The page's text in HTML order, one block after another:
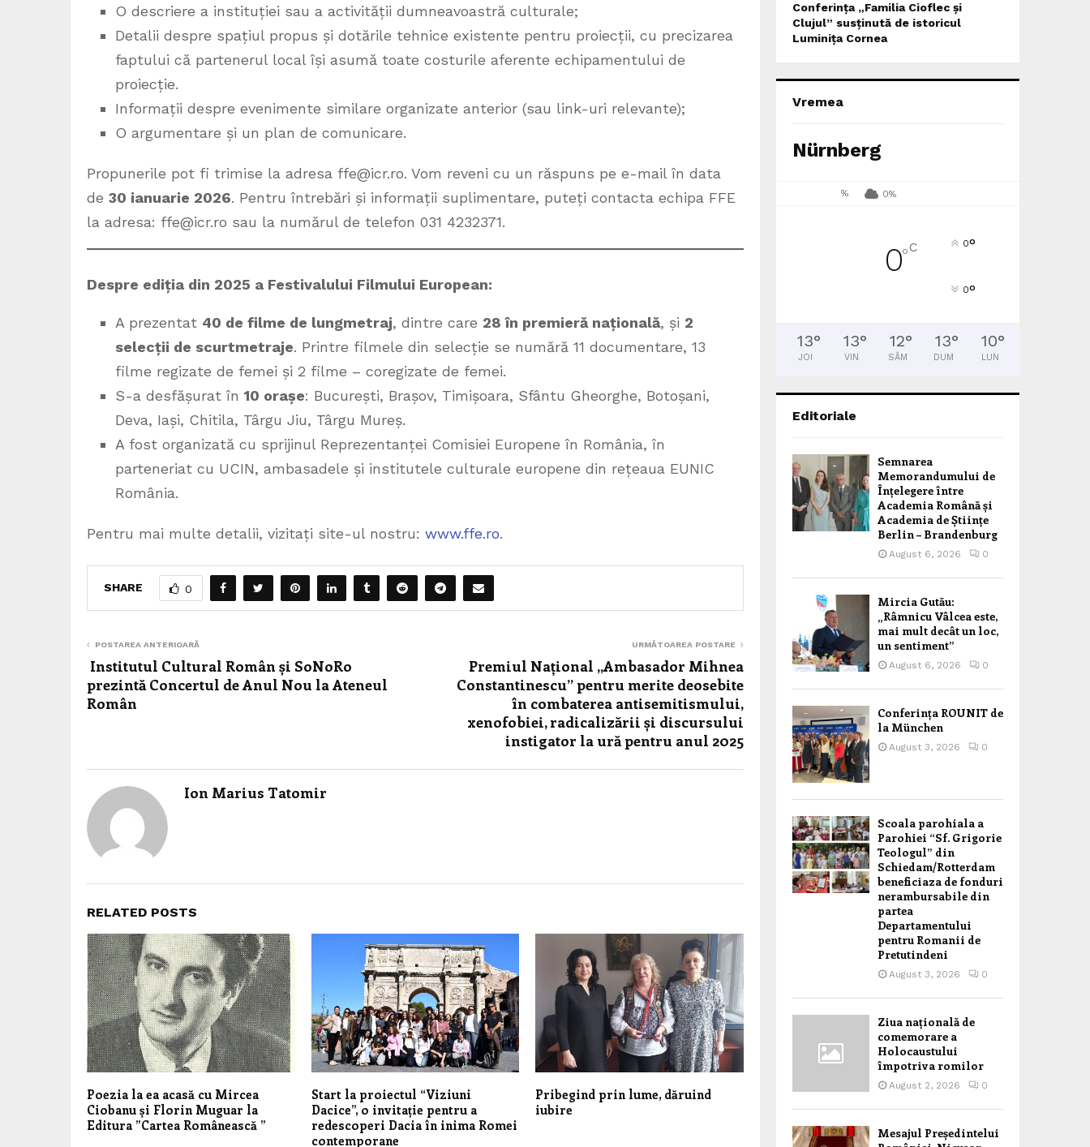
O descriere a instituției sau a activității dumneavoastră culturale;
Detalii despre spațiul propus și dotările tehnice existente pentru proiecții, cu precizarea
faptului că partenerul local își asumă toate costurile aferente echipamentului de
proiecție.
Informații despre evenimente similare organizate anterior (sau link-uri relevante);
O argumentare și un plan de comunicare.
Propunerile pot fi trimise la adresa ffe@icr.ro. Vom reveni cu un răspuns pe e-mail în data
de 30 ianuarie 2026. Pentru întrebări și informații suplimentare, puteți contacta echipa FFE
la adresa: ffe@icr.ro sau la numărul de telefon 031 4232371.
Despre ediția din 2025 a Festivalului Filmului European:
A prezentat 40 de filme de lungmetraj, dintre care 28 în premieră națională, și 2
selecții de scurtmetraje. Printre filmele din selecție se numără 11 documentare, 13
filme regizate de femei și 2 filme – coregizate de femei.
S-a desfășurat în 10 orașe: București, Brașov, Timișoara, Sfântu Gheorghe, Botoșani,
Deva, Iași, Chitila, Târgu Jiu, Târgu Mureș.
A fost organizată cu sprijinul Reprezentanței Comisiei Europene în România, în
parteneriat cu UCIN, ambasadele și institutele culturale europene din rețeaua EUNIC
România.
Pentru mai multe detalii, vizitați site-ul nostru: www.ffe.ro.
SHARE 0
POSTAREA ANTERIOARĂ
Institutul Cultural Român și SoNoRo
prezintă Concertul de Anul Nou la Ateneul
Român
URMĂTOAREA POSTARE
Premiul Național ,,Ambasador Mihnea
Constantinescu” pentru merite deosebite
în combaterea antisemitismului,
xenofobiei, radicalizării și discursului
instigator la ură pentru anul 2025
Ion Marius Tatomir
RELATED POSTS
Poezia la ea acasă cu Mircea
Ciobanu și Florin Muguar la
Editura ”Cartea Românească ”
Start la proiectul “Viziuni
Dacice”, o invitație pentru a
redescoperi Dacia în inima Romei
contemporane
Pribegind prin lume, dăruind
iubire
Conferința „Familia Cioflec și
Clujul” susținută de istoricul
Luminița Cornea
Vremea
Nürnberg
% 0%
0°C 0°
0°
13°
JOI
13°
VIN
12°
SÂM
13°
DUM
10°
LUN
Editoriale
Semnarea
Memorandumului de
Înțelegere între
Academia Română și
Academia de Științe
Berlin – Brandenburg
August 6, 2026 0
Mircia Gutău:
„Râmnicu Vâlcea este,
mai mult decât un loc,
un sentiment”
August 6, 2026 0
Conferința ROUNIT de
la München
August 3, 2026 0
Scoala parohiala a
Parohiei “Sf. Grigorie
Teologul” din
Schiedam/Rotterdam
beneficiaza de fonduri
nerambursabile din
partea
Departamentului
pentru Romanii de
Pretutindeni
August 3, 2026 0
Ziua națională de
comemorare a
Holocaustului
împotriva romilor
August 2, 2026 0
Mesajul Președintelui